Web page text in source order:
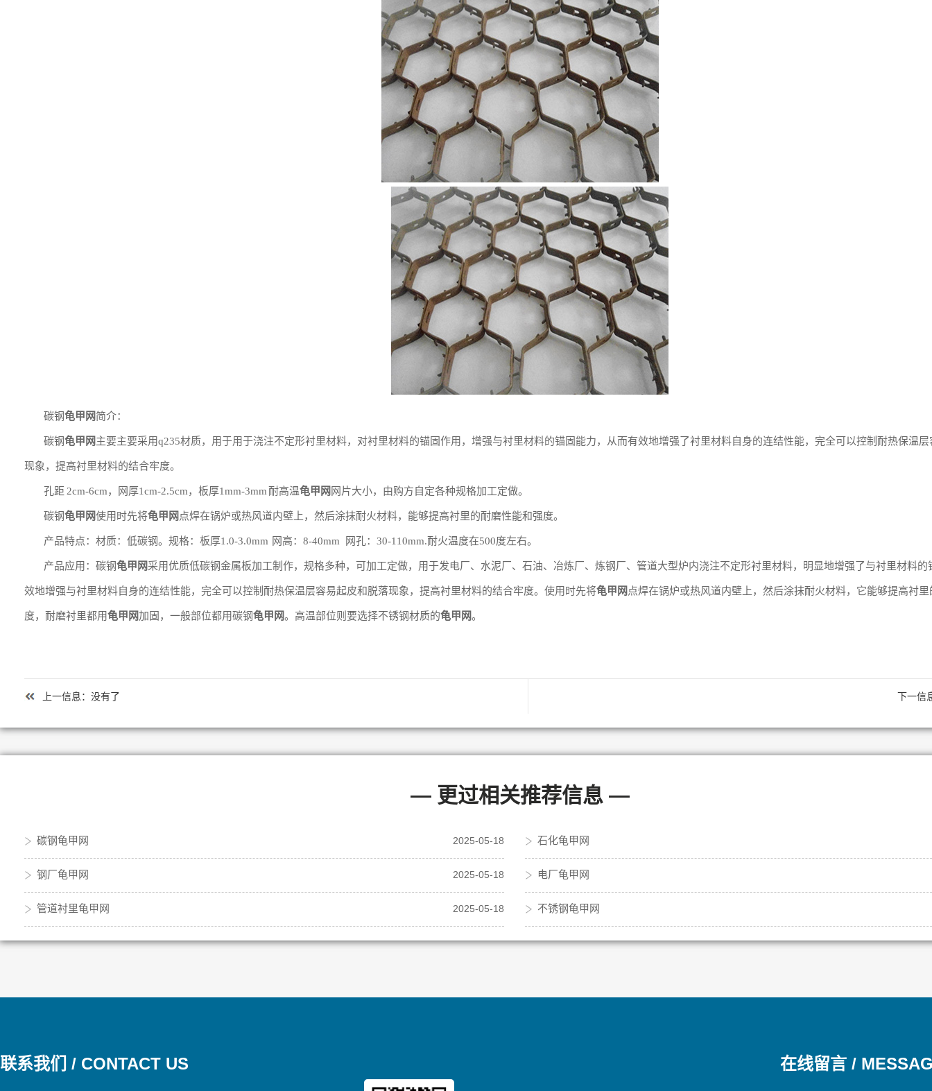
碳钢龟甲网简介：
碳钢龟甲网主要主要采用q235材质，用于用于浇注不定形衬里材料，对衬里材料的锚固作用，增强与衬里材料的锚固能力，从而有效地增强了衬里材料自身的连结性能，完全可以控制耐热保温
现象，提高衬里材料的结合牢度。
孔距 2cm-6cm，网厚1cm-2.5cm，板厚1mm-3mm 耐高温龟甲网 网片大小，由购方自定各种规格加工定做。
碳钢龟甲网使用时先将龟甲网 点焊在锅炉或热风道内壁上，然后涂抹耐火材料，能够提高衬里的耐磨性能和强度。
产品特点：材质：低碳钢。规格：板厚1.0-3.0mm 网高：8-40mm 网孔：30-110mm.耐火温度在500度左右。
产品应用：碳钢龟甲网采用优质低碳钢金属板加工制作，规格多种，可加工定做，用于发电厂、水泥厂、石油、冶炼厂、炼钢厂、管道大型炉内浇注不定形衬里材料，明显地增强了与衬里材料的
效地增强与衬里材料自身的连结性能，完全可以控制耐热保温层容易起皮和脱落现象，提高衬里材料的结合牢度。使用时先将龟甲网 点焊在锅炉或热风道内壁上，然后涂抹耐火材料，它能够提高衬
度，耐磨衬里都用龟甲网加固，一般部位都用碳钢龟甲网。高温部位则要选择不锈钢材质的龟甲网。
上一信息：没有了 下一信
— 更过相关推荐信息 —
碳钢龟甲网 2025-05-18 石化龟甲网
钢厂龟甲网 2025-05-18 电厂龟甲网
管道衬里龟甲网 2025-05-18 不锈钢龟甲网
联系我们 / CONTACT US 在线留言 /